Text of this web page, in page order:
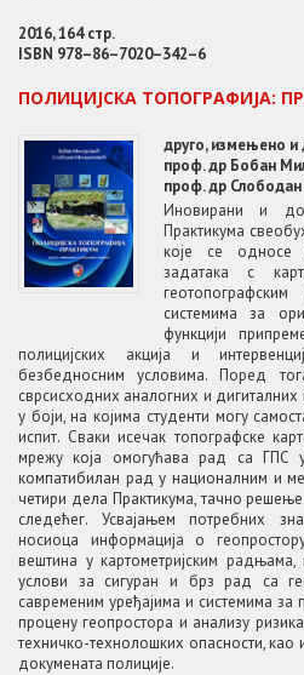
2016, 164 стр.
ISBN 978–86–7020–342–6
ПОЛИЦИЈСКА ТОПОГРАФИЈА:
друго, измењено
проф. др Бобан
проф. др
Иновирани и
Практикума
које се односе
задатака с
системима за
функцији
полицијских акција и
безбедносним условима. Поред
сврсисходних аналогних и
у боји, на којима студенти могу
испит. Сваки исечак топографске
мрежу која омогућава рад са ГПС
компатибилан рад у националним и
четири дела Практикума, тачно
следећег. Усвајањем потребних
носиоца информација о
вештина у картометријским
услови за сигуран и брз рад са
савременим уређајима и системима за
процену геопростора и анализу
техничко-технолошких опасности,
докумената полиције.